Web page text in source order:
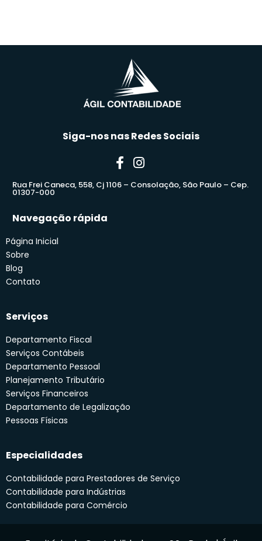
Siga-nos nas Redes Sociais
Rua Frei Caneca, 558, Cj 1106 – Consolação, São Paulo – Cep.
01307-000
Navegação rápida
Página Inicial
Sobre
Blog
Contato
Serviços
Departamento Fiscal
Serviços Contábeis
Departamento Pessoal
Planejamento Tributário
Serviços Financeiros
Departamento de Legalização
Pessoas Físicas
Especialidades
Contabilidade para Prestadores de Serviço
Contabilidade para Indústrias
Contabilidade para Comércio